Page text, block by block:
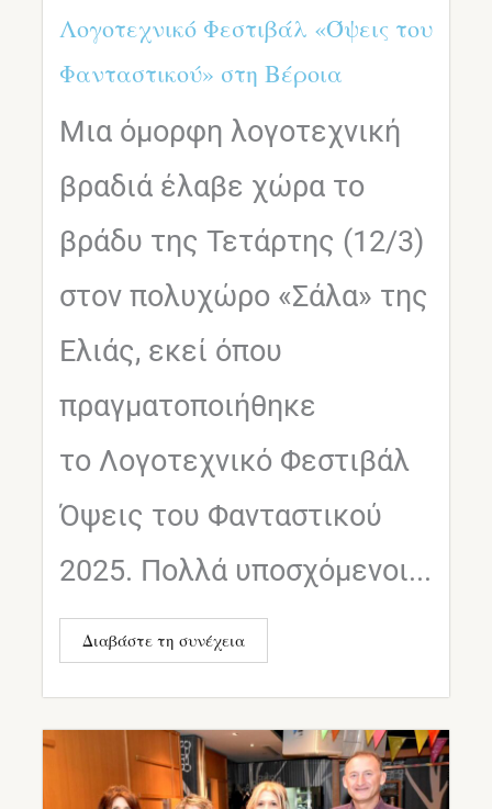
Λογοτεχνικό Φεστιβάλ «Όψεις του
Φανταστικού» στη Βέροια
Μια όμορφη λογοτεχνική
βραδιά έλαβε χώρα το
βράδυ της Τετάρτης (12/3)
στον πολυχώρο «Σάλα» της
Ελιάς, εκεί όπου
πραγματοποιήθηκε
το Λογοτεχνικό Φεστιβάλ
Όψεις του Φανταστικού
2025. Πολλά υποσχόμενοι...
Διαβάστε τη συνέχεια